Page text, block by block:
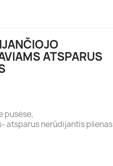
ATSPARUS
pusėse,
atsparus nerūdijantis plienas